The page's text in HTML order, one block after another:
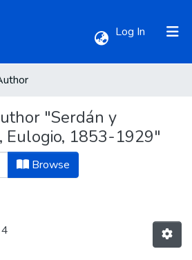
Log In (current)
"Serdán y
Eulogio, 1853-1929"
Browse